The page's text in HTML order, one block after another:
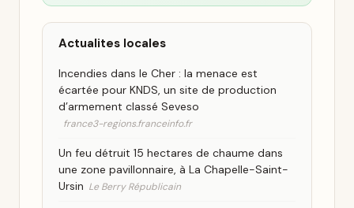
Actualites locales
Incendies dans le Cher : la menace est
écartée pour KNDS, un site de production
d’armement classé Seveso
france3-regions.franceinfo.fr
Un feu détruit 15 hectares de chaume dans
une zone pavillonnaire, à La Chapelle-Saint-
Ursin Le Berry Républicain